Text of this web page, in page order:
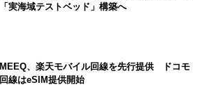
「実海域テストベッド」構築へ
MEEQ、楽天モバイル回線を先行提供 ドコモ
回線はeSIM提供開始